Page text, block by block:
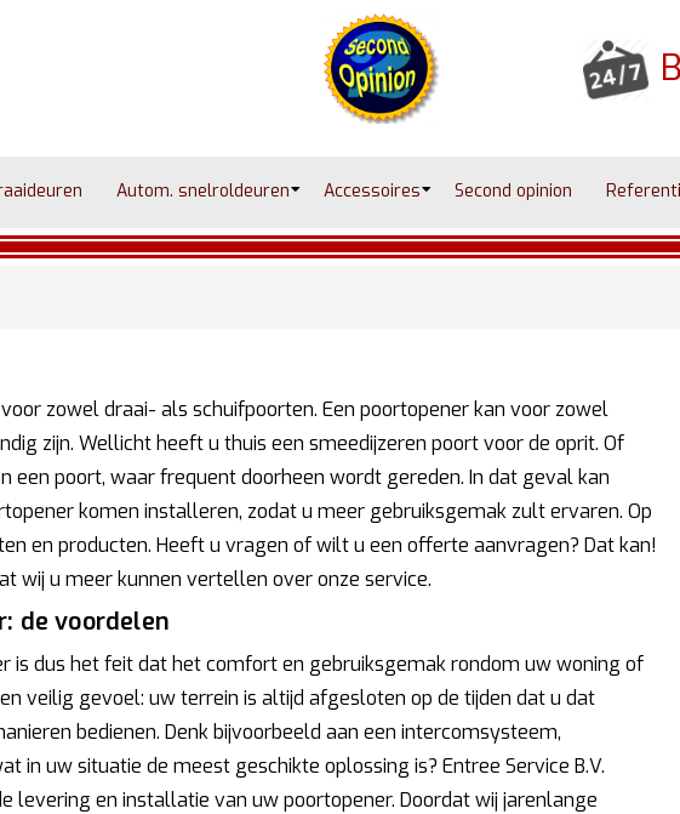
Autom. snelroldeuren Accessoires Second opinion
zowel draai- als schuifpoorten. Een poortopener kan voor zowel
zijn. Wellicht heeft u thuis een smeedijzeren poort voor de oprit. Of
een poort, waar frequent doorheen wordt gereden. In dat geval kan
komen installeren, zodat u meer gebruiksgemak zult ervaren. Op
en producten. Heeft u vragen of wilt u een offerte aanvragen? Dat kan!
wij u meer kunnen vertellen over onze service.
de voordelen
is dus het feit dat het comfort en gebruiksgemak rondom uw woning of
veilig gevoel: uw terrein is altijd afgesloten op de tijden dat u dat
bedienen. Denk bijvoorbeeld aan een intercomsysteem,
in uw situatie de meest geschikte oplossing is? Entree Service B.V.
levering en installatie van uw poortopener. Doordat wij jarenlange